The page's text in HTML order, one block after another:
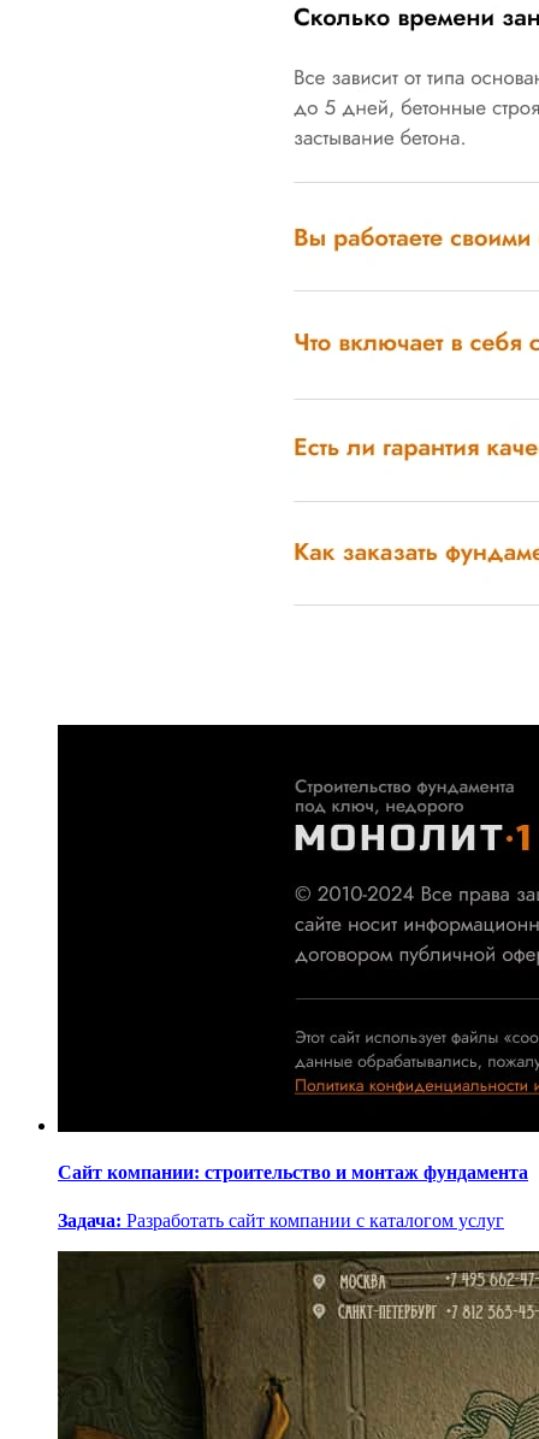
Сайт компании: строительство и монтаж фундамента
Задача: Разработать сайт компании с каталогом услуг